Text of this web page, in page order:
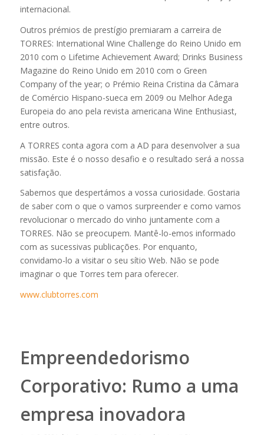
internacional.
Outros prémios de prestígio premiaram a carreira de
TORRES: International Wine Challenge do Reino Unido em
2010 com o Lifetime Achievement Award; Drinks Business
Magazine do Reino Unido em 2010 com o Green
Company of the year; o Prémio Reina Cristina da Câmara
de Comércio Hispano-sueca em 2009 ou Melhor Adega
Europeia do ano pela revista americana Wine Enthusiast,
entre outros.
A TORRES conta agora com a AD para desenvolver a sua
missão. Este é o nosso desafio e o resultado será a nossa
satisfação.
Sabemos que despertámos a vossa curiosidade. Gostaria
de saber com o que o vamos surpreender e como vamos
revolucionar o mercado do vinho juntamente com a
TORRES. Não se preocupem. Mantê-lo-emos informado
com as sucessivas publicações. Por enquanto,
convidamo-lo a visitar o seu sítio Web. Não se pode
imaginar o que Torres tem para oferecer.
www.clubtorres.com
Empreendedorismo
Corporativo: Rumo a uma
empresa inovadora